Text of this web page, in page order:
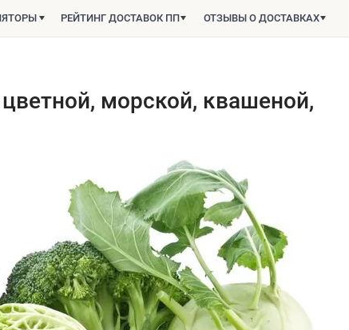
РЕЙТИНГ ДОСТАВОК ПП ОТЗЫВЫ О ДОСТАВКАХ
морской, квашеной,